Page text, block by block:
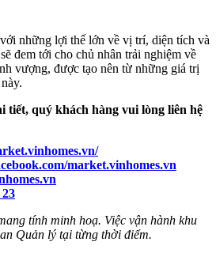
với những lợi thế lớn về vị trí, diện tích và
đem tới cho chủ nhân trải nghiệm về
vượng, được tạo nên từ những giá trị
tiết, quý khách hàng vui lòng liên hệ
market.vinhomes.vn
23
tính minh hoạ. Việc vận hành khu
Quản lý tại từng thời điểm.